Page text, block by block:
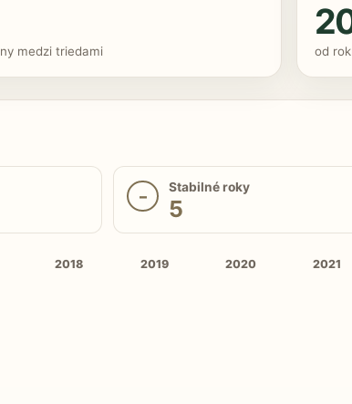
medzi triedami od
– Stabilné roky
5
2018 2019 2020 2021